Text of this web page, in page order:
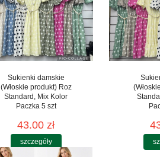
Sukienki damskie
(Włoskie produkt) Roz
Standard, Mix Kolor
Paczka 5 szt
43.00 zł
szczegóły